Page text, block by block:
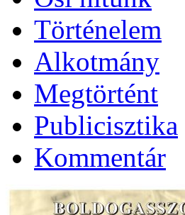
Történelem
Alkotmány
Megtörtént
Publicisztika
Kommentár